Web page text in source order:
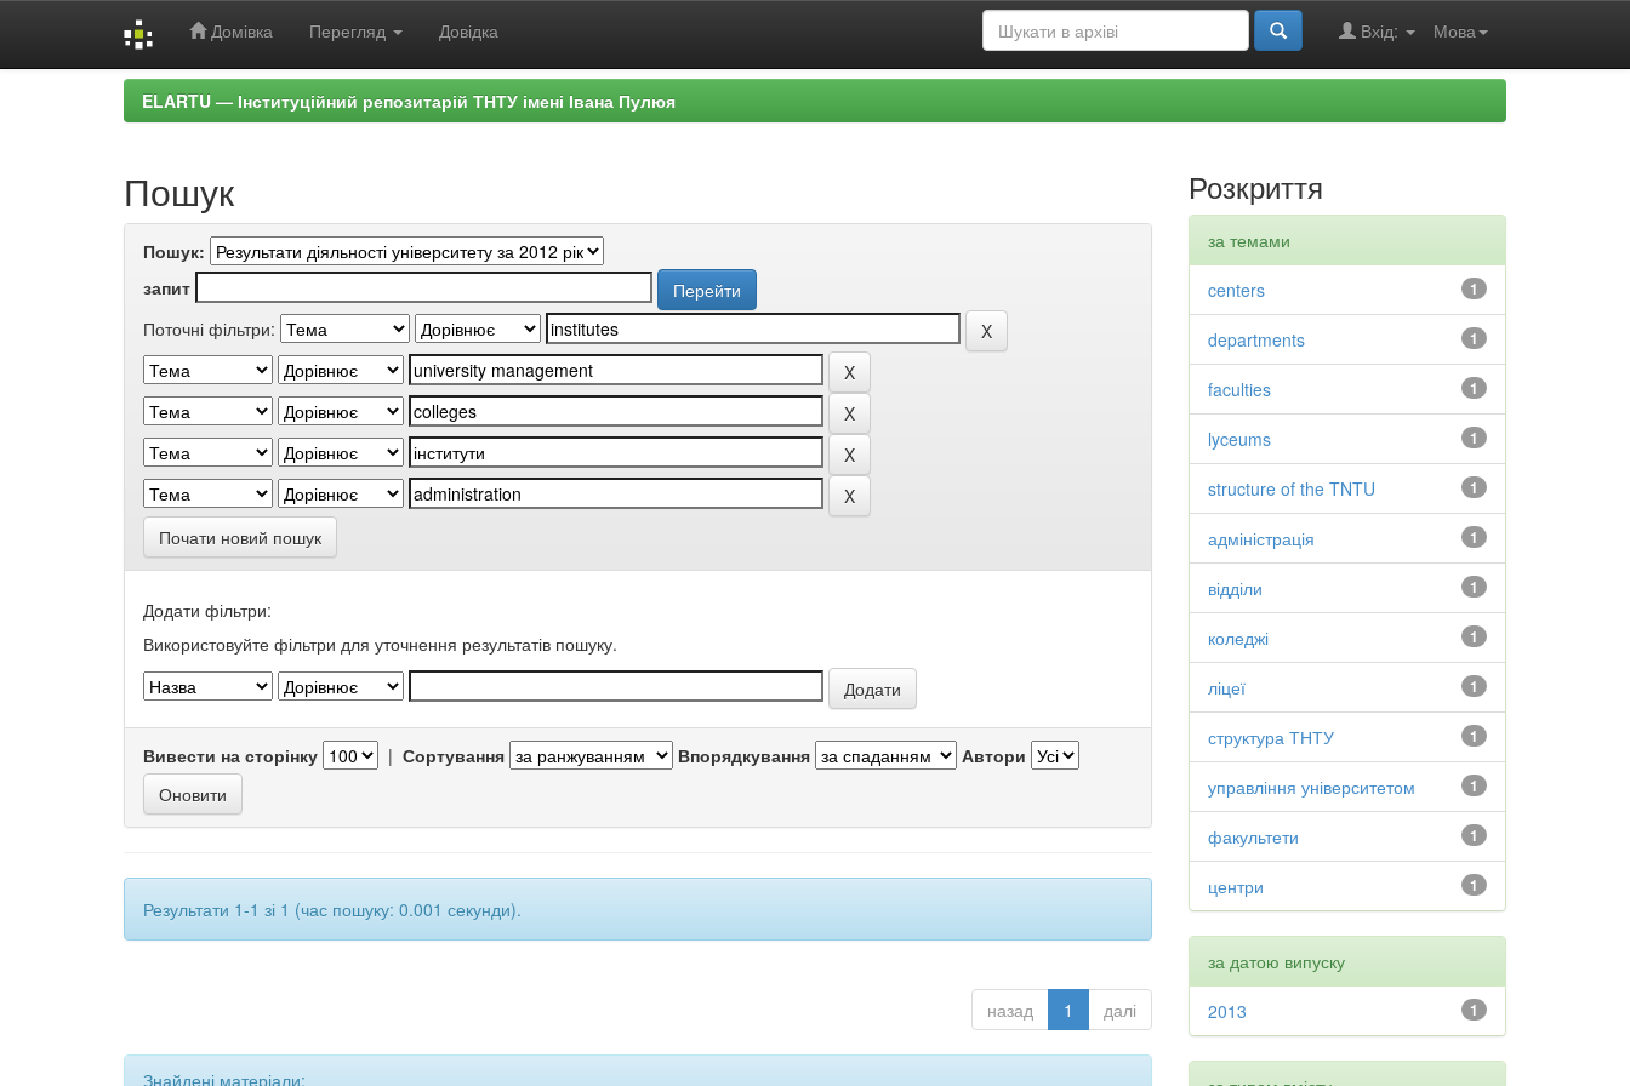
Домівка Перегляд Довідка Мова
Вхід:
ELARTU — Інституційний репозитарій ТНТУ імені Івана Пулюя
Пошук
Пошук:
запит
Поточні фільтри:
Почати новий пошук
Додати фільтри:
Використовуйте фільтри для уточнення результатів пошуку.
Вивести на сторінку | Сортування Впорядкування Автори
Результати 1-1 зі 1 (час пошуку: 0.001 секунди).
назад 1 далі
Знайдені матеріали:
Розкриття
за темами
1
centers
1
departments
1
faculties
1
lyceums
1
structure of the TNTU
1
адміністрація
1
відділи
1
коледжі
1
ліцеї
1
структура ТНТУ
1
управління університетом
1
факультети
1
центри
за датою випуску
1
2013